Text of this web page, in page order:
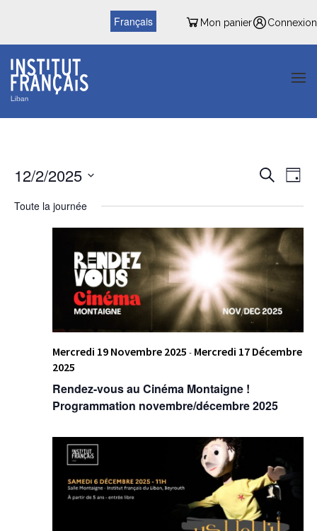
Mon panier Connexion
Français
et
de
vues
Recherche
Jour
12/2/2025
une
Toute la journée
Mercredi 19 Novembre 2025 - Mercredi 17 Décembre
2025
Rendez-vous au Cinéma Montaigne !
Programmation novembre/décembre 2025